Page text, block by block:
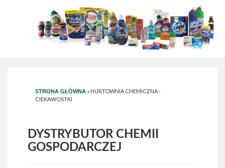
STRONA GŁÓWNA » HURTOWNIA CHEMICZNA -
CIEKAWOSTKI
DYSTRYBUTOR CHEMII
GOSPODARCZEJ